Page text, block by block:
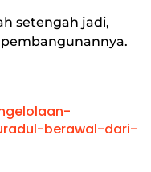
setengah jadi,
berawal-dari-